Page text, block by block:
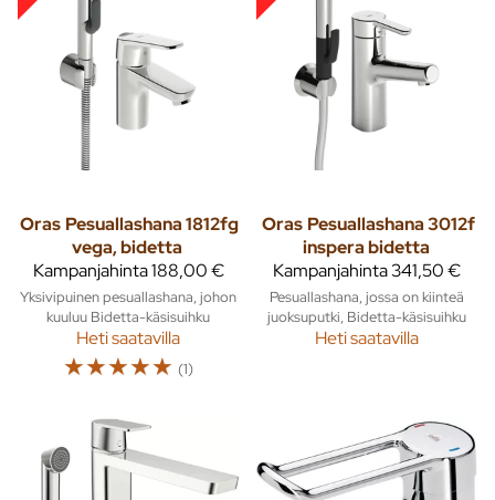
Oras Pesuallashana 1812fg
vega, bidetta
Kampanjahinta188,00 €
Yksivipuinen pesuallashana, johon
kuuluu Bidetta-käsisuihku
Heti saatavilla
☆☆☆☆☆ (1)
Oras Pesuallashana 3012f
inspera bidetta
Kampanjahinta341,50 €
Pesuallashana, jossa on kiinteä
juoksuputki, Bidetta-käsisuihku
Heti saatavilla